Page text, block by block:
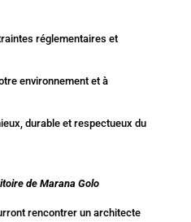
réglementaires et
environnement et à
durable et respectueux du
de Marana Golo
rencontrer un architecte